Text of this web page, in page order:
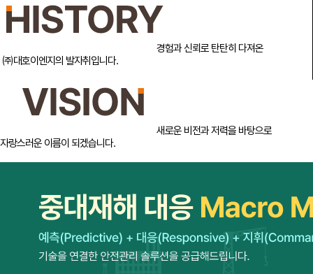
							경험과 신뢰로 탄탄히 다져온
㈜대호이엔지의 발자취입니다.
							새로운 비전과 저력을 바탕으로
자랑스러운 이름이 되겠습니다.